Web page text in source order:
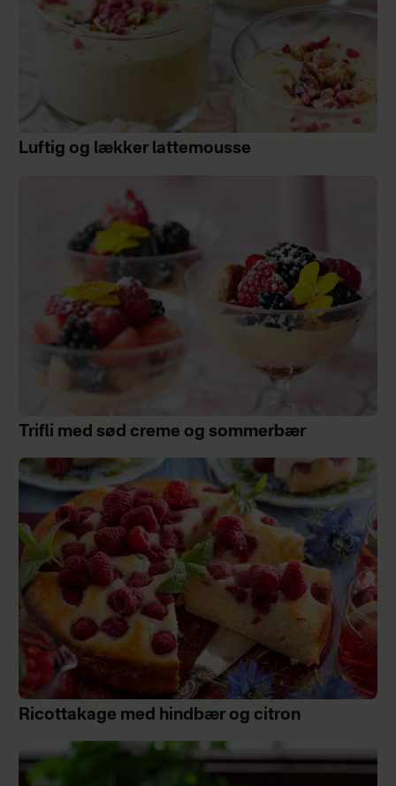
Luftig og lækker lattemousse
Trifli med sød creme og sommerbær
Ricottakage med hindbær og citron